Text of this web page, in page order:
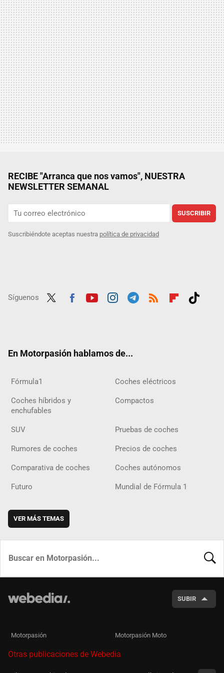
RECIBE "Arranca que nos vamos", NUESTRA
NEWSLETTER SEMANAL
SUSCRIBIR
Suscribiéndote aceptas nuestra política de privacidad
Síguenos
En Motorpasión hablamos de...
Fórmula1 Coches eléctricos
Coches híbridos y
enchufables
Compactos
SUV Pruebas de coches
Rumores de coches Precios de coches
Comparativa de coches Coches autónomos
Futuro Mundial de Fórmula 1
VER MÁS TEMAS
SUBIR
Motorpasión Motorpasión Moto
Otras publicaciones de Webedia